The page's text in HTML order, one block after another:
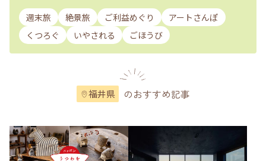
週末旅 絶景旅 ご利益めぐり
アートさんぽ
くつろぐ
いやされる ごほうび
福井県 のおすすめ記事